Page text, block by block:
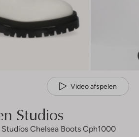
Video afspelen
Studios
Chelsea Boots Cph1000